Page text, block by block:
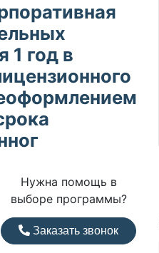
1 год в
Нужна помощь в
выборе программы?
Заказать звонок